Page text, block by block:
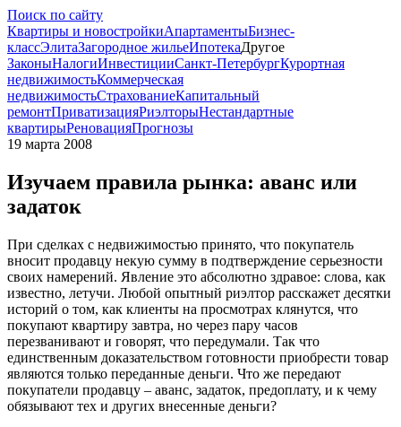
Поиск по сайту
Квартиры и новостройкиАпартаментыБизнес-
классЭлитаЗагородное жильеИпотекаДругое
ЗаконыНалогиИнвестицииСанкт-ПетербургКурортная
недвижимостьКоммерческая
недвижимостьСтрахованиеКапитальный
ремонтПриватизацияРиэлторыНестандартные
квартирыРеновацияПрогнозы
19 марта 2008
Изучаем правила рынка: аванс или
задаток
При сделках с недвижимостью принято, что покупатель
вносит продавцу некую сумму в подтверждение серьезности
своих намерений. Явление это абсолютно здравое: слова, как
известно, летучи. Любой опытный риэлтор расскажет десятки
историй о том, как клиенты на просмотрах клянутся, что
покупают квартиру завтра, но через пару часов
перезванивают и говорят, что передумали. Так что
единственным доказательством готовности приобрести товар
являются только переданные деньги. Что же передают
покупатели продавцу – аванс, задаток, предоплату, и к чему
обязывают тех и других внесенные деньги?